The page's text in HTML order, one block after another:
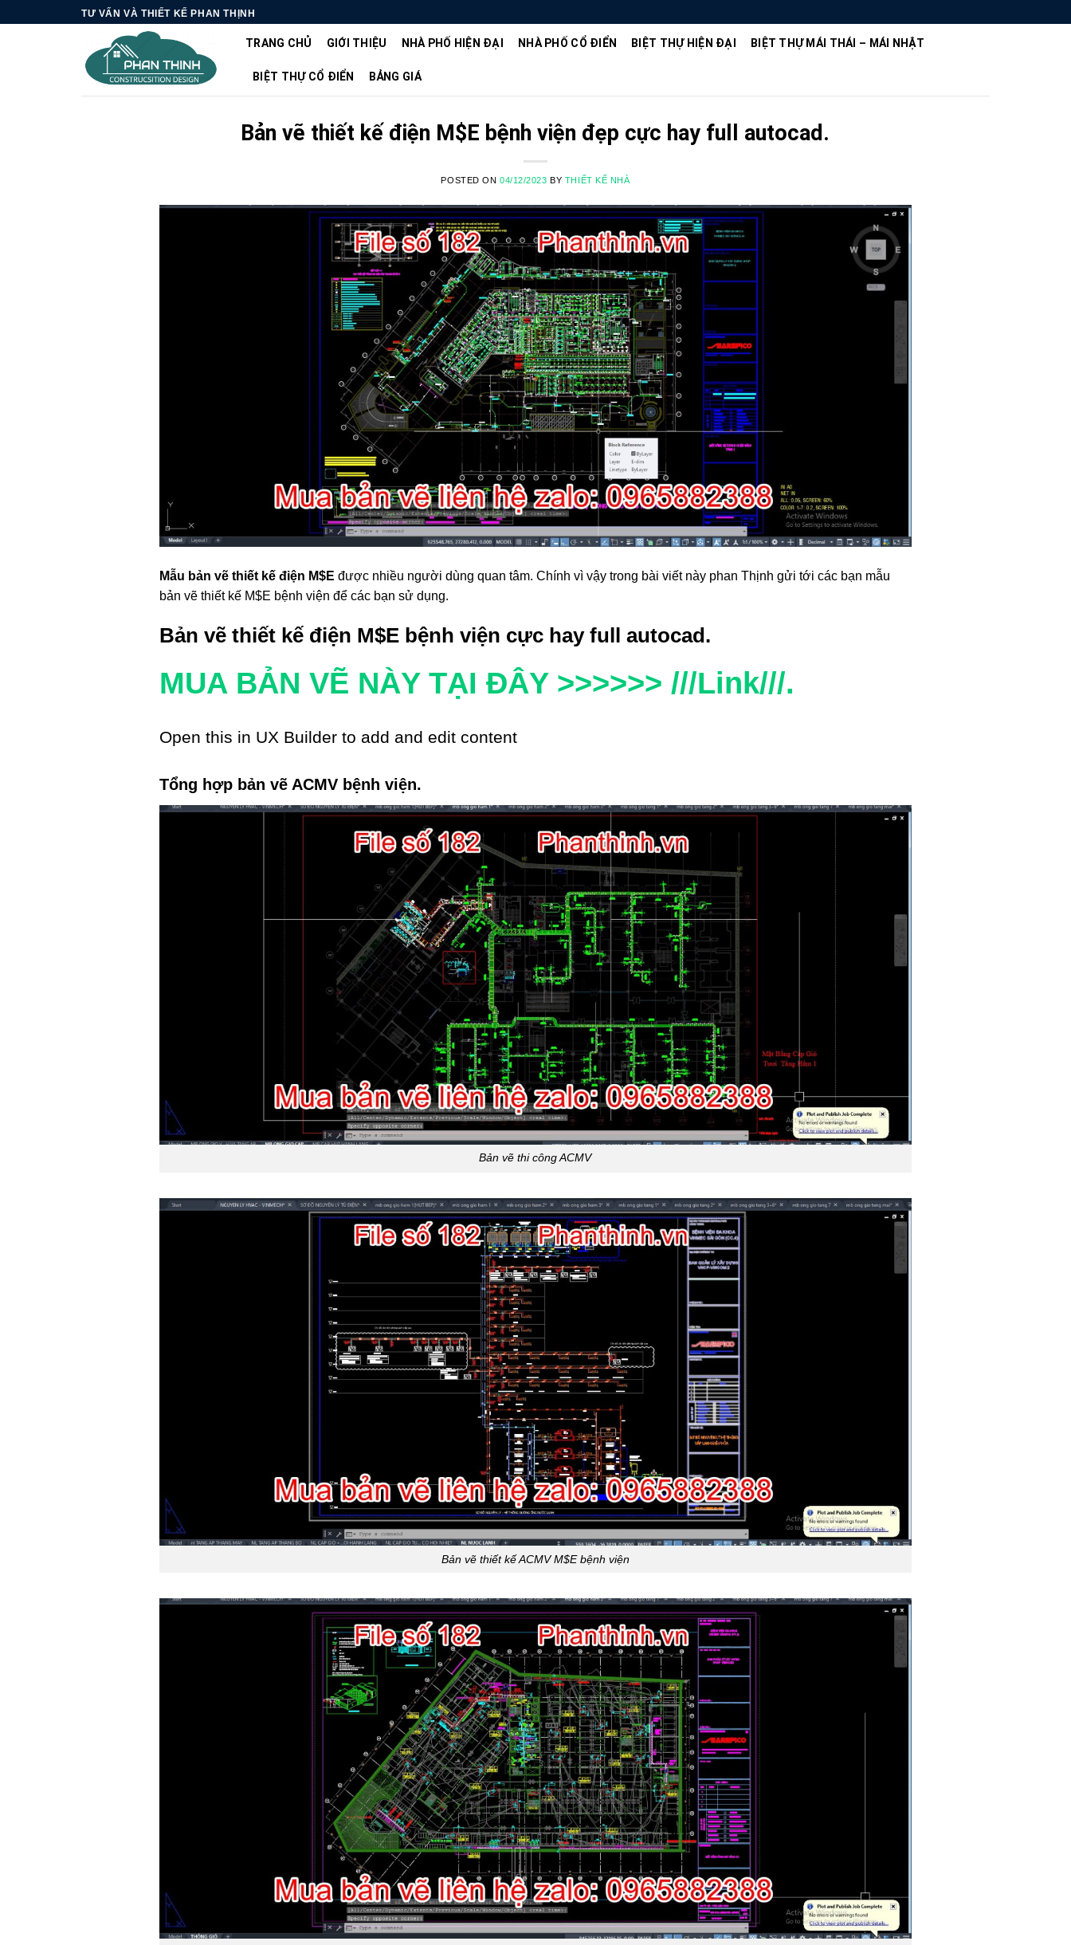
TƯ VẤN VÀ THIẾT KẾ PHAN THỊNH
TRANG CHỦ GIỚI THIỆU NHÀ PHỐ HIỆN ĐẠI NHÀ PHỐ CỔ ĐIỂN BIỆT THỰ HIỆN ĐẠI BIỆT THỰ MÁI THÁI – MÁI NHẬT
BIỆT THỰ CỔ ĐIỂN BẢNG GIÁ
Bản vẽ thiết kế điện M$E bệnh viện đẹp cực hay full autocad.
POSTED ON 04/12/2023 BY THIẾT KẾ NHÀ
Mẫu bản vẽ thiết kế điện M$E được nhiều người dùng quan tâm. Chính vì vậy trong bài viết này phan Thịnh gửi tới các bạn mẫu
bản vẽ thiết kế M$E bệnh viện để các bạn sử dụng.
Bản vẽ thiết kế điện M$E bệnh viện cực hay full autocad.
MUA BẢN VẼ NÀY TẠI ĐÂY >>>>>> ///Link///.
Open this in UX Builder to add and edit content
Tổng hợp bản vẽ ACMV bệnh viện.
Bản vẽ thi công ACMV
Bản vẽ thiết kế ACMV M$E bệnh viện